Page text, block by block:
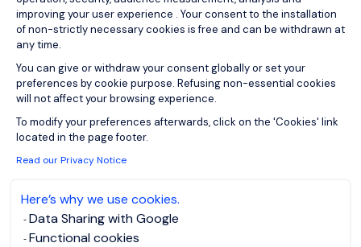
improving your user experience . Your consent to the installation
of non-strictly necessary cookies is free and can be withdrawn at
any time.
You can give or withdraw your consent globally or set your
preferences by cookie purpose. Refusing non-essential cookies
will not affect your browsing experience.
To modify your preferences afterwards, click on the 'Cookies' link
located in the page footer.
Read our Privacy Notice
Here’s why we use cookies.
Data Sharing with Google
Functional cookies
Apply for Directeur
d'Enseignes F/H
Reference: FR870841
Please complete all required fields
First Name*